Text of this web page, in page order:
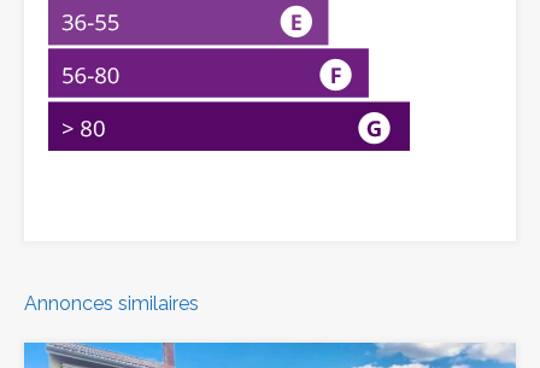
Annonces similaires